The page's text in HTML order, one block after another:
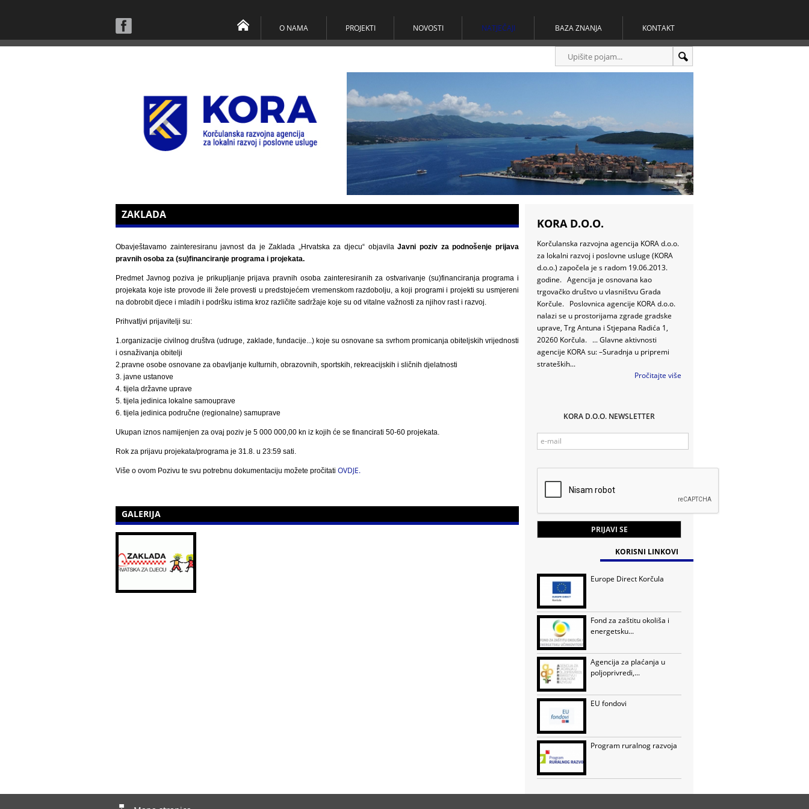
O NAMA PROJEKTI NOVOSTI NATJEČAJI BAZA ZNANJA KONTAKT
ZAKLADA
Obavještavamo zainteresiranu javnost da je Zaklada „Hrvatska za djecu“ objavilaJavni poziv za podnošenje prijava
pravnih osoba za (su)financiranje programa i projekata.
Predmet Javnog poziva je prikupljanje prijava pravnih osoba zainteresiranih za ostvarivanje (su)financiranja programa i
projekata koje iste provode ili žele provesti u predstojećem vremenskom razdobolju, a koji programi i projekti su usmjereni
na dobrobit djece i mladih i podršku istima kroz različite sadržaje koje su od vitalne važnosti za njihov rast i razvoj.
Prihvatljvi prijavitelji su:
1.organizacije civilnog društva (udruge, zaklade, fundacije...) koje su osnovane sa svrhom promicanja obiteljskih vrijednosti
i osnaživanja obitelji
2.pravne osobe osnovane za obavljanje kulturnih, obrazovnih, sportskih, rekreacijskih i sličnih djelatnosti
3. javne ustanove
4. tijela državne uprave
5. tijela jedinica lokalne samouprave
6. tijela jedinica područne (regionalne) samuprave
Ukupan iznos namijenjen za ovaj poziv je 5 000 000,00 kn iz kojih će se financirati 50-60 projekata.
Rok za prijavu projekata/programa je 31.8. u 23:59 sati.
Više o ovom Pozivu te svu potrebnu dokumentaciju možete pročitati OVDJE.
GALERIJA
KORA D.O.O.
Korčulanska razvojna agencija KORA d.o.o.
za lokalni razvoj i poslovne usluge (KORA
d.o.o.) započela je s radom 19.06.2013.
godine. Agencija je osnovana kao
trgovačko društvo u vlasništvu Grada
Korčule. Poslovnica agencije KORA d.o.o.
nalazi se u prostorijama zgrade gradske
uprave, Trg Antuna i Stjepana Radića 1,
20260 Korčula. ... Glavne aktivnosti
agencije KORA su: –Suradnja u pripremi
strateških...
Pročitajte više
KORA D.O.O. NEWSLETTER
KORISNI LINKOVI
Europe Direct Korčula
Fond za zaštitu okoliša i
energetsku...
Agencija za plaćanja u
poljoprivredi,...
EU fondovi
Program ruralnog razvoja